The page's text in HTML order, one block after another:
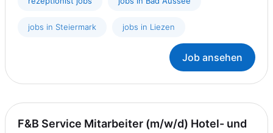
jobs in Steiermark jobs in Liezen
Job ansehen
F&B Service Mitarbeiter (m/w/d) Hotel- und